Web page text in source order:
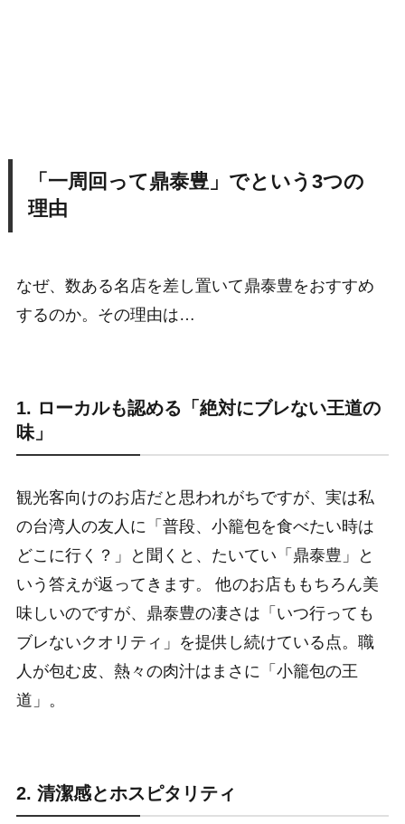
「一周回って鼎泰豊」でという3つの
理由
なぜ、数ある名店を差し置いて鼎泰豊をおすすめ
するのか。その理由は…
1. ローカルも認める「絶対にブレない王道の
味」
観光客向けのお店だと思われがちですが、実は私
の台湾人の友人に「普段、小籠包を食べたい時は
どこに行く？」と聞くと、たいてい「鼎泰豊」と
いう答えが返ってきます。 他のお店ももちろん美
味しいのですが、鼎泰豊の凄さは「いつ行っても
ブレないクオリティ」を提供し続けている点。職
人が包む皮、熱々の肉汁はまさに「小籠包の王
道」。
2. 清潔感とホスピタリティ